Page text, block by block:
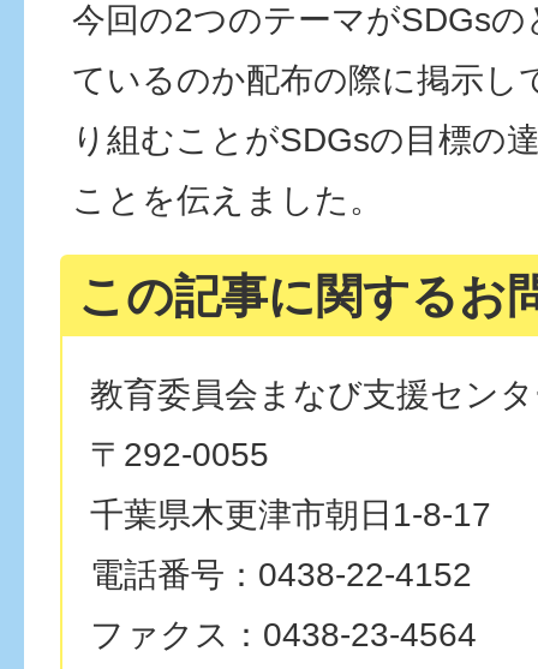
今回の2つのテーマがSDGs
ているのか配布の際に掲示し
り組むことがSDGsの目標の
ことを伝えました。
この記事に関するお
教育委員会まなび支援セン
〒292-0055
千葉県木更津市朝日1-8-17
電話番号：0438-22-4152
ファクス：0438-23-4564